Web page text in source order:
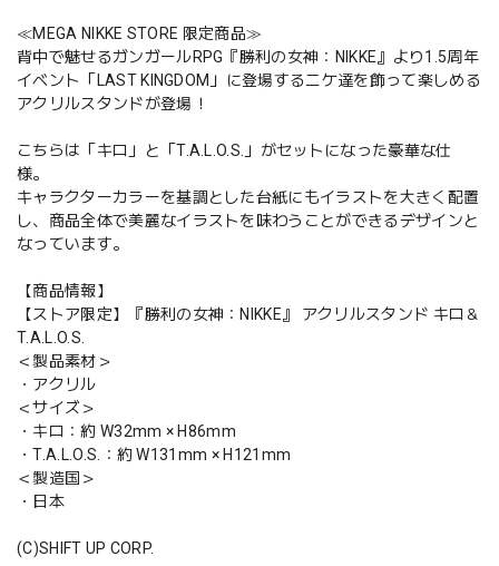
≪MEGA NIKKE STORE 限定商品≫
背中で魅せるガンガールRPG『勝利の女神：NIKKE』より1.5周年
イベント「LAST KINGDOM」に登場するニケ達を飾って楽しめる
アクリルスタンドが登場！
こちらは「キロ」と「T.A.L.O.S.」がセットになった豪華な仕
様。
キャラクターカラーを基調とした台紙にもイラストを大きく配置
し、商品全体で美麗なイラストを味わうことができるデザインと
なっています。
【商品情報】
【ストア限定】『勝利の女神：NIKKE』 アクリルスタンド キロ＆
T.A.L.O.S.
＜製品素材＞
・アクリル
＜サイズ＞
・キロ：約 W32mm × H86mm
・T.A.L.O.S.：約 W131mm × H121mm
＜製造国＞
・日本
(C)SHIFT UP CORP.